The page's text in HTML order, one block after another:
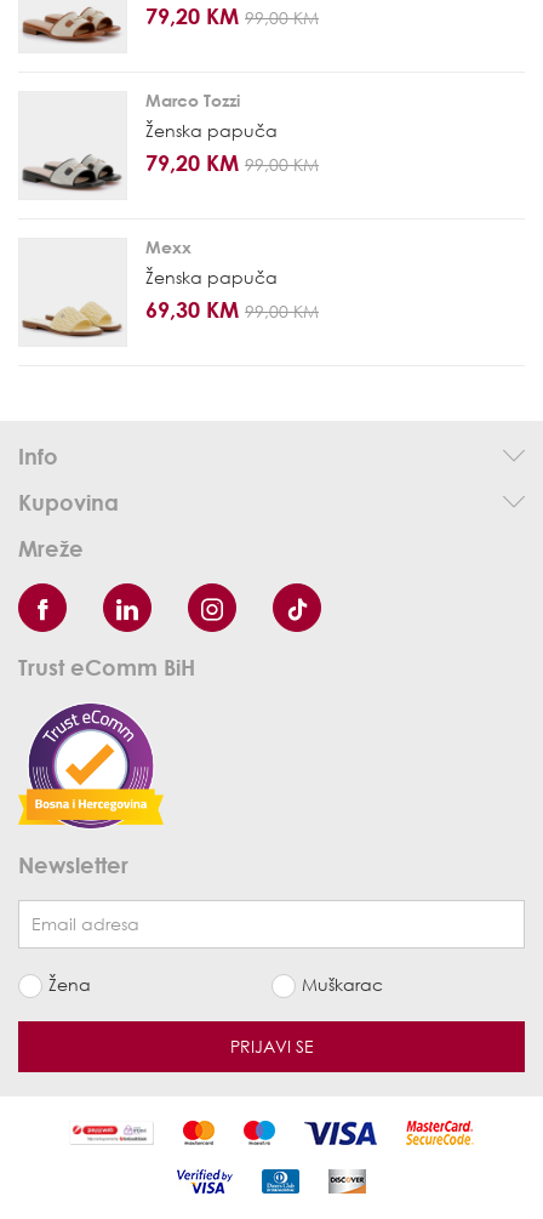
79,20 KM 99,00 KM
Marco Tozzi
Ženska papuča
79,20 KM 99,00 KM
Mexx
Ženska papuča
69,30 KM 99,00 KM
Info
Kupovina
Mreže
Trust eComm BiH
Newsletter
Žena Muškarac
PRIJAVI SE